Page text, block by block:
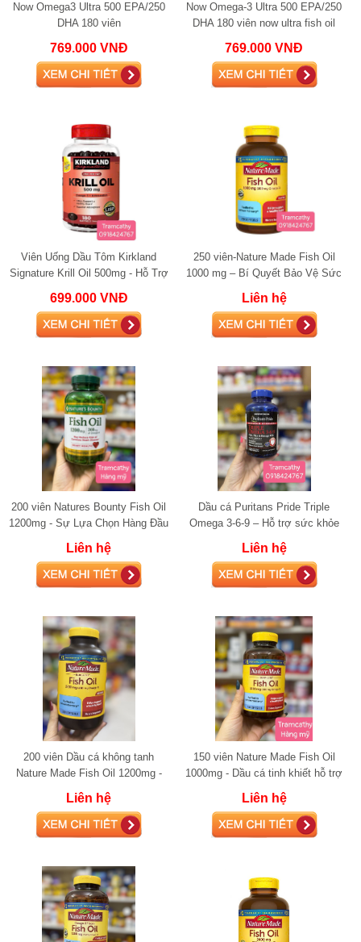
Now Omega3 Ultra 500 EPA/250
DHA 180 viên
769.000 VNĐ
Now Omega-3 Ultra 500 EPA/250
DHA 180 viên now ultra fish oil
769.000 VNĐ
Viên Uống Dầu Tôm Kirkland
Signature Krill Oil 500mg - Hỗ Trợ
Chức Nă
699.000 VNĐ
250 viên-Nature Made Fish Oil
1000 mg – Bí Quyết Bảo Vệ Sức
Khỏe Tim Mạch Hiệu Quả
Liên hệ
200 viên Natures Bounty Fish Oil
1200mg - Sự Lựa Chọn Hàng Đầu
Bổ Sung Omega-3 Hỗ Trợ Sức
Khỏe Tim M
Liên hệ
Dầu cá Puritans Pride Triple
Omega 3-6-9 – Hỗ trợ sức khỏe
toàn diện từ Omega
Liên hệ
200 viên Dầu cá không tanh
Nature Made Fish Oil 1200mg -
Hỗ trợ sức khỏe tim mạch vượt
trội
Liên hệ
150 viên Nature Made Fish Oil
1000mg - Dầu cá tinh khiết hỗ trợ
tim mạch
Liên hệ